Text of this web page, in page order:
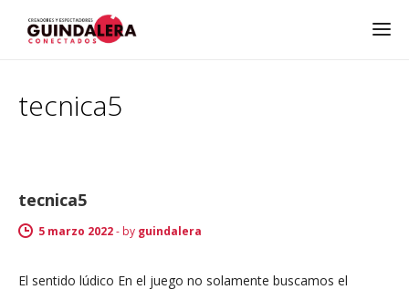
tecnica5
tecnica5
5 marzo 2022- by guindalera
El sentido lúdico En el juego no solamente buscamos el